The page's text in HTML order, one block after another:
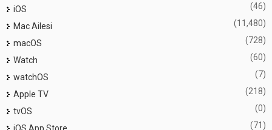
iOS (46)
Mac Ailesi (11,480)
macOS (728)
Watch (60)
watchOS (7)
Apple TV (218)
tvOS (0)
iOS App Store (71)